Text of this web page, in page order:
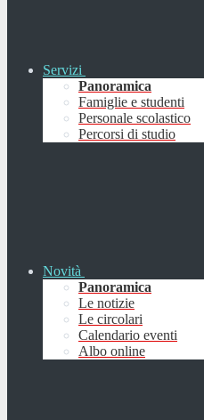
Servizi
Panoramica
Famiglie e studenti
Personale scolastico
Percorsi di studio
Novità
Panoramica
Le notizie
Le circolari
Calendario eventi
Albo online